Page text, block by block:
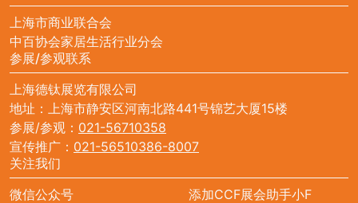
上海市商业联合会
中百协会家居生活行业分会
参展/参观联系
上海德钛展览有限公司
地址：上海市静安区河南北路441号锦艺大厦15楼
参展/参观： 021-56710358
宣传推广： 021-56510386-8007
关注我们
微信公众号
添加CCF展会助手小F